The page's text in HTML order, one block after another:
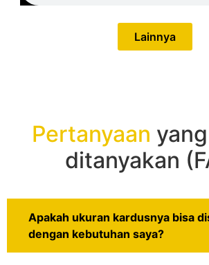
Lainnya
Pertanyaan
ditanyakan
Apakah ukuran kardusnya bisa
dengan kebutuhan saya?